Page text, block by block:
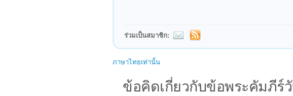
ร่วมเป็นสมาชิก:
ภาษาไทยเท่านั้น
ข้อคิดเกี่ยวกับข้อพระคัมภีร์